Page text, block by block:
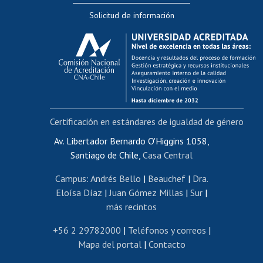
Evaluación docente
Calificación académica
Postulación al AUCAI
Funcionarias/os
Cursos internos de capacitación
Bienestar del personal
Portal de movilidad interna
Certificado de renta
Certificado de renta honorarios
Editar páginas blancas
Extranjeras/os
Revalidación y reconocimiento de títulos
Postulación al Programa de Movilidad Estudiantil
Solicitud de información
Av. Libertador Bernardo O'Higgins 1058,
Santiago de Chile, Casa Central
Campus: Andrés Bello | Beauchef| Dra.
Eloísa Díaz |Juan Gómez Millas | Sur |
más recintos
+56 2 29782000 | Teléfonos y correos |
Mapa del portal| Contacto
Certificación en estándares de igualdad de género